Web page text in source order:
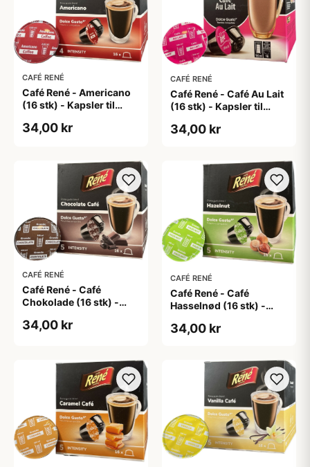
CAFÉ RENÉ
Café René - Americano
(16 stk) - Kapsler til
34,00 kr
CAFÉ RENÉ
Café René - Café Au Lait
(16 stk) - Kapsler til
34,00 kr
CAFÉ RENÉ
Café René - Café
Chokolade (16 stk) -
34,00 kr
CAFÉ RENÉ
Café René - Café
Hasselnød (16 stk) -
34,00 kr